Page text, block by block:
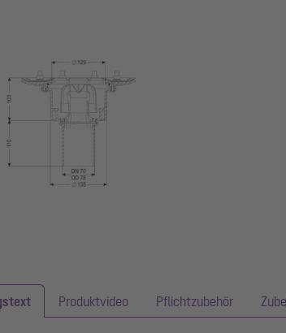
Produktvideo Pflichtzubehör